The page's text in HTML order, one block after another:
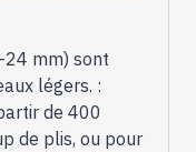
mm) sont
légers. :
de 400
de plis, ou pour